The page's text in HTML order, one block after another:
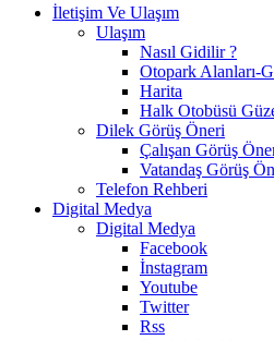
İletişim Ve Ulaşım
Ulaşım
Nasıl Gidilir ?
Otopark Alanları-
Harita
Halk Otobüsü
Dilek Görüş Öneri
Çalışan Görüş
Vatandaş Görüş
Telefon Rehberi
Digital Medya
Digital Medya
Facebook
İnstagram
Youtube
Twitter
Rss